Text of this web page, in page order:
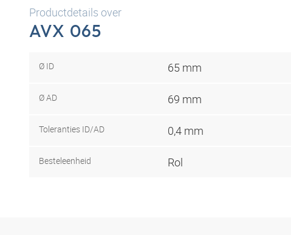
Productdetails over
AVX 065
Ø ID 65 mm
Ø AD 69 mm
Toleranties ID/AD 0,4 mm
Besteleenheid Rol